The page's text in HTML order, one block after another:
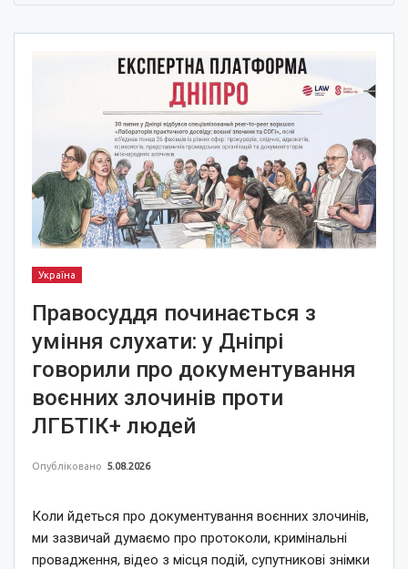
Україна
Правосуддя починається з
уміння слухати: у Дніпрі
говорили про документування
воєнних злочинів проти
ЛГБТІК+ людей
Опубліковано 5.08.2026
Коли йдеться про документування воєнних злочинів,
ми зазвичай думаємо про протоколи, кримінальні
провадження, відео з місця подій, супутникові знімки